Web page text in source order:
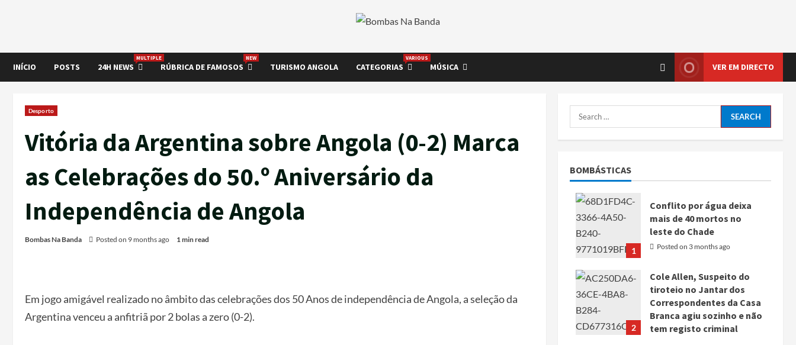
INÍCIO POSTS 24H NEWS
MULTIPLE
RÚBRICA DE FAMOSOS
NEW
TURISMO ANGOLA CATEGORIAS
VARIOUS
MÚSICA VER EM DIRECTO
Desporto
Vitória da Argentina sobre Angola (0-2) Marca
as Celebrações do 50.º Aniversário da
Independência de Angola
Bombas Na Banda Posted on 9 months ago 1 min read
Em jogo amigável realizado no âmbito das celebrações dos 50 Anos de independência de Angola, a seleção da
Argentina venceu a anfitriã por 2 bolas a zero (0-2).
BOMBÁSTICAS
1
Conflito por água deixa
mais de 40 mortos no
leste do Chade
Posted on 3 months ago
2
Cole Allen, Suspeito do
tiroteio no Jantar dos
Correspondentes da Casa
Branca agiu sozinho e não
tem registo criminal